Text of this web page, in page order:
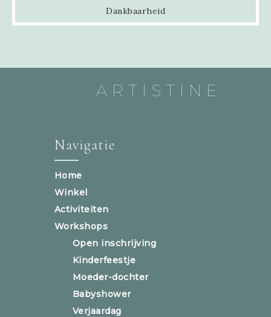
Dankbaarheid
ARTISTINE
Navigatie
Home
Winkel
Activiteiten
Workshops
Open inschrijving
Kinderfeestje
Moeder-dochter
Babyshower
Verjaardag